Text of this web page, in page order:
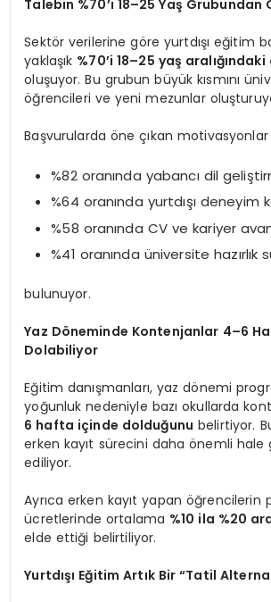
Talebin %70’i 18–25 Yaş Grubundan
Sektör verilerine göre yurtdışı eğitim
yaklaşık %70’i 18–25 yaş
oluşuyor. Bu grubun büyük kısmını
öğrencileri ve yeni mezunlar
Başvurularda öne çıkan motivasyonlar
%82 oranında yabancı dil
%64 oranında yurtdışı deneyim
%58 oranında CV ve kariyer
%41 oranında üniversite hazırlık
bulunuyor.
Yaz Döneminde Kontenjanlar 4–6
Dolabiliyor
Eğitim danışmanları, yaz dönemi
yoğunluk nedeniyle bazı okullarda
6 hafta içinde dolduğunu belirtiyor.
erken kayıt sürecini daha önemli hale
ediliyor.
Ayrıca erken kayıt yapan öğrencilerin
ücretlerinde ortalama %10 ila %20
elde ettiği belirtiliyor.
Yurtdışı Eğitim Artık Bir “Tatil